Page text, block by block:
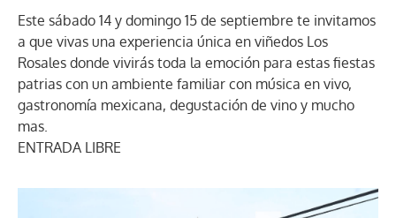
Este sábado 14 y domingo 15 de septiembre te invitamos
a que vivas una experiencia única en viñedos Los
Rosales donde vivirás toda la emoción para estas fiestas
patrias con un ambiente familiar con música en vivo,
gastronomía mexicana, degustación de vino y mucho
mas.
ENTRADA LIBRE